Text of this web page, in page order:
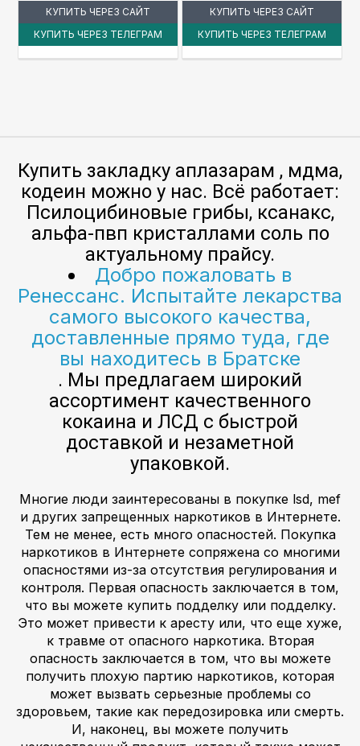
КУПИТЬ ЧЕРЕЗ САЙТ
КУПИТЬ ЧЕРЕЗ ТЕЛЕГРАМ
КУПИТЬ ЧЕРЕЗ САЙТ
КУПИТЬ ЧЕРЕЗ ТЕЛЕГРАМ
Купить закладку аплазарам , мдма,
кодеин можно у нас. Всё работает:
Псилоцибиновые грибы, ксанакс,
альфа-пвп кристаллами соль по
актуальному прайсу.
Добро пожаловать в
Ренессанс. Испытайте лекарства
самого высокого качества,
доставленные прямо туда, где
вы находитесь в Братске
. Мы предлагаем широкий
ассортимент качественного
кокаина и ЛСД с быстрой
доставкой и незаметной
упаковкой.
Многие люди заинтересованы в покупке lsd, mef
и других запрещенных наркотиков в Интернете.
Тем не менее, есть много опасностей. Покупка
наркотиков в Интернете сопряжена со многими
опасностями из-за отсутствия регулирования и
контроля. Первая опасность заключается в том,
что вы можете купить подделку или подделку.
Это может привести к аресту или, что еще хуже,
к травме от опасного наркотика. Вторая
опасность заключается в том, что вы можете
получить плохую партию наркотиков, которая
может вызвать серьезные проблемы со
здоровьем, такие как передозировка или смерть.
И, наконец, вы можете получить